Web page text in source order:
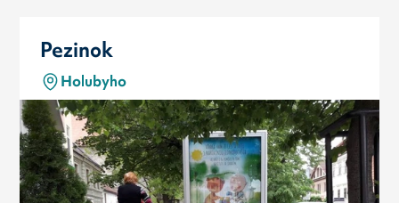
Pezinok
Holubyho